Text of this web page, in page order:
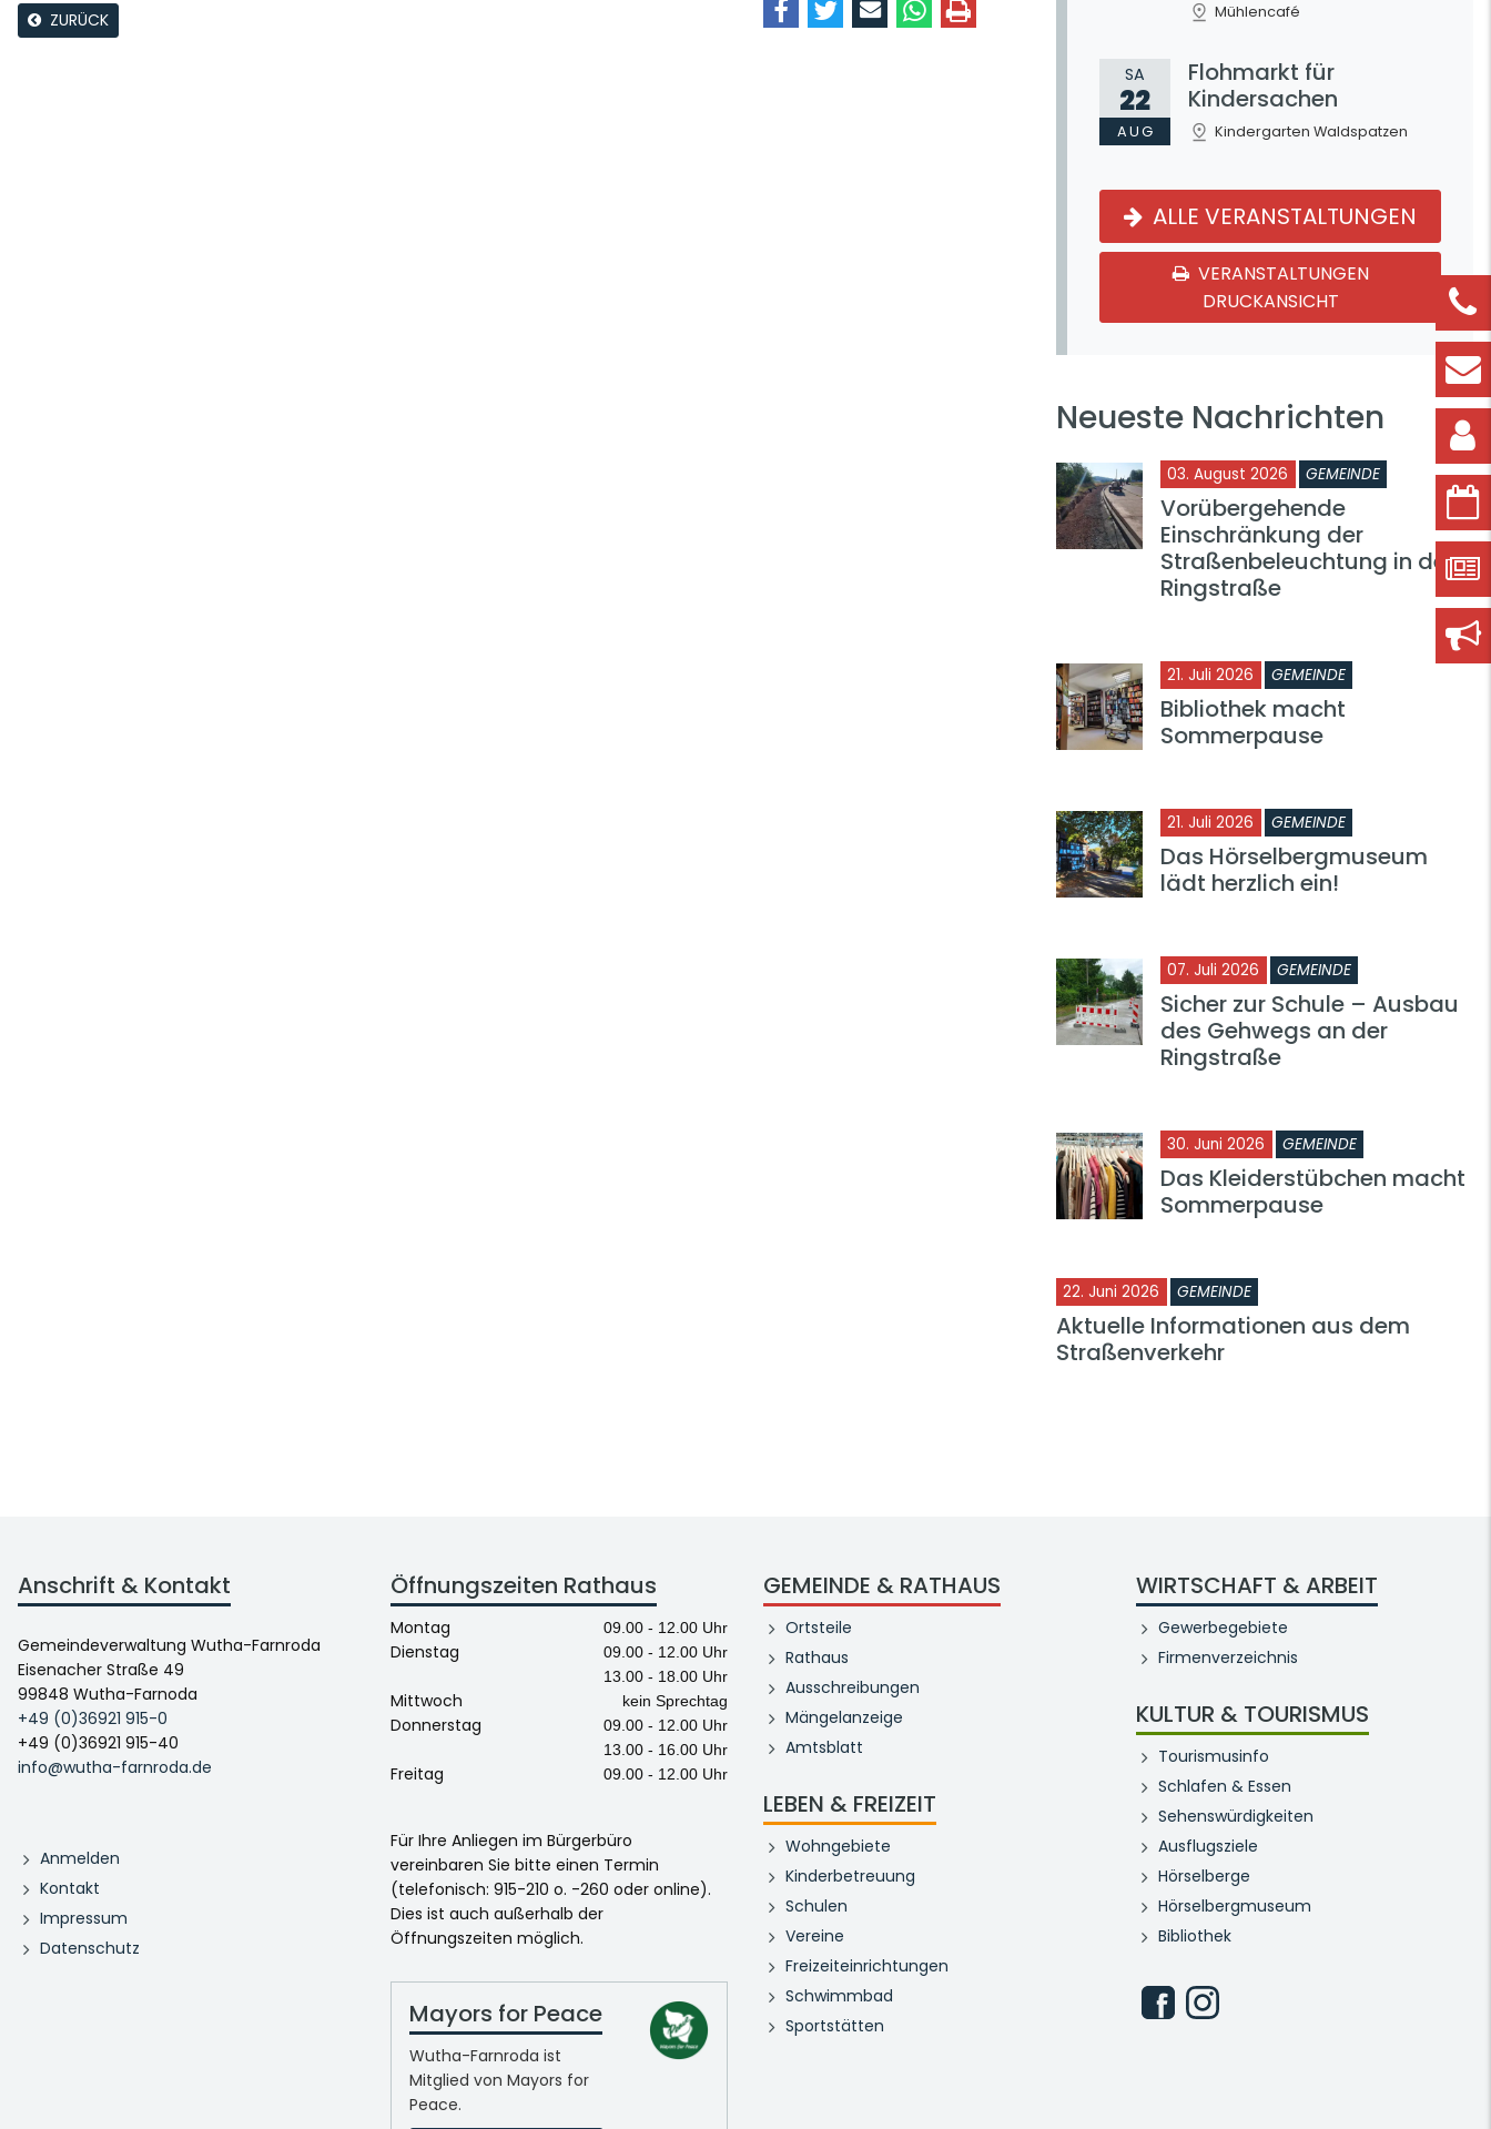
ZURÜCK Mühlencafé
SA
22
AUG
Flohmarkt für
Kindersachen
Kindergarten Waldspatzen
ALLE VERANSTALTUNGEN
VERANSTALTUNGEN
DRUCKANSICHT
Neueste Nachrichten
03. August 2026 GEMEINDE
Vorübergehende
Einschränkung der
Straßenbeleuchtung in der
Ringstraße
21. Juli 2026 GEMEINDE
Bibliothek macht
Sommerpause
21. Juli 2026 GEMEINDE
Das Hörselbergmuseum
lädt herzlich ein!
07. Juli 2026 GEMEINDE
Sicher zur Schule – Ausbau
des Gehwegs an der
Ringstraße
30. Juni 2026 GEMEINDE
Das Kleiderstübchen macht
Sommerpause
22. Juni 2026 GEMEINDE
Aktuelle Informationen aus dem
Straßenverkehr
Anschrift & Kontakt
Gemeindeverwaltung Wutha-Farnroda
Eisenacher Straße 49
99848 Wutha-Farnoda
+49 (0)36921 915-0
+49 (0)36921 915-40
info@wutha-farnroda.de
Anmelden
Kontakt
Impressum
Datenschutz
Öffnungszeiten Rathaus
Montag 09.00 - 12.00 Uhr
Dienstag
09.00 - 12.00 Uhr
13.00 - 18.00 Uhr
Mittwoch kein Sprechtag
Donnerstag
09.00 - 12.00 Uhr
13.00 - 16.00 Uhr
Freitag 09.00 - 12.00 Uhr
Für Ihre Anliegen im Bürgerbüro
vereinbaren Sie bitte einen Termin
(telefonisch: 915-210 o. -260 oder online).
Dies ist auch außerhalb der
Öffnungszeiten möglich.
Mayors for Peace
Wutha-Farnroda ist
Mitglied von Mayors for
Peace.
GEMEINDE & RATHAUS
Ortsteile
Rathaus
Ausschreibungen
Mängelanzeige
Amtsblatt
LEBEN & FREIZEIT
Wohngebiete
Kinderbetreuung
Schulen
Vereine
Freizeiteinrichtungen
Schwimmbad
Sportstätten
WIRTSCHAFT & ARBEIT
Gewerbegebiete
Firmenverzeichnis
KULTUR & TOURISMUS
Tourismusinfo
Schlafen & Essen
Sehenswürdigkeiten
Ausflugsziele
Hörselberge
Hörselbergmuseum
Bibliothek